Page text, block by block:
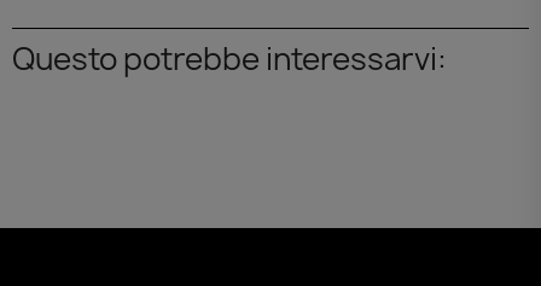
Questo potrebbe interessarvi: